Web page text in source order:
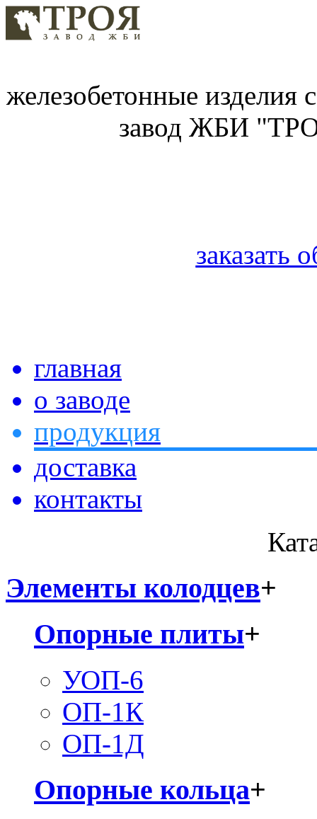
железобетонные изделия
завод ЖБИ
заказать
главная
о заводе
продукция
доставка
контакты
Элементы колодцев+
Опорные плиты+
УОП-6
ОП-1К
ОП-1Д
Опорные кольца+